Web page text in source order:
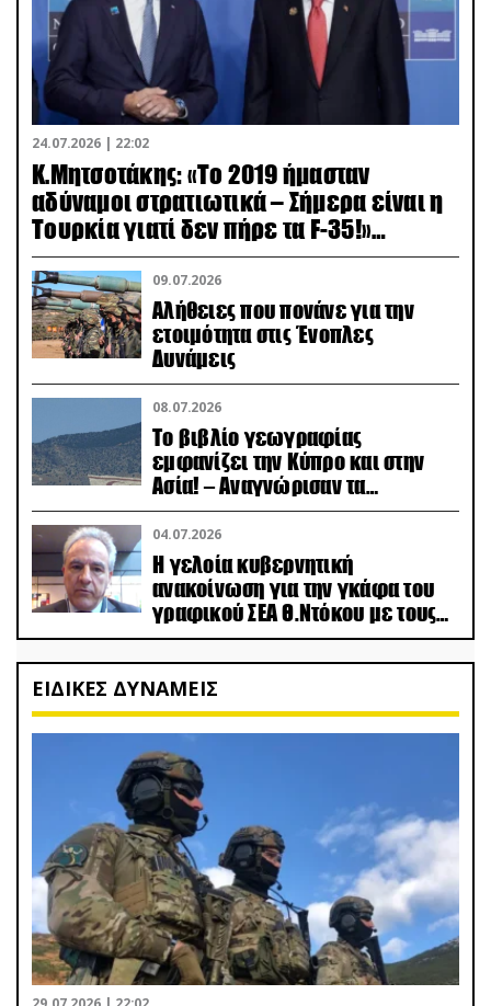
24.07.2026 | 22:02
Κ.Μητσοτάκης: «Το 2019 ήμασταν
αδύναμοι στρατιωτικά – Σήμερα είναι η
Τουρκία γιατί δεν πήρε τα F-35!»
(βίντεο)
09.07.2026
Αλήθειες που πονάνε για την
ετοιμότητα στις Ένοπλες
Δυνάμεις
08.07.2026
Το βιβλίο γεωγραφίας
εμφανίζει την Κύπρο και στην
Ασία! – Αναγνώρισαν τα
κατεχόμενα; (φωτο)
04.07.2026
Η γελοία κυβερνητική
ανακοίνωση για την γκάφα του
γραφικού ΣΕΑ Θ.Ντόκου με τους
Ρώσους φαρσέρ
ΕΙΔΙΚΕΣ ΔΥΝΑΜΕΙΣ